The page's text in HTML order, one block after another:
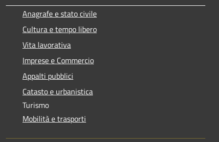
Anagrafe e stato civile
Cultura e tempo libero
Vita lavorativa
Imprese e Commercio
Appalti pubblici
Catasto e urbanistica
Turismo
Mobilità e trasporti